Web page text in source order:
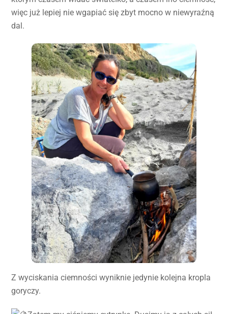
więc już lepiej nie wgapiać się zbyt mocno w niewyraźną
dal.
Z wyciskania ciemności wyniknie jedynie kolejna kropla
goryczy.